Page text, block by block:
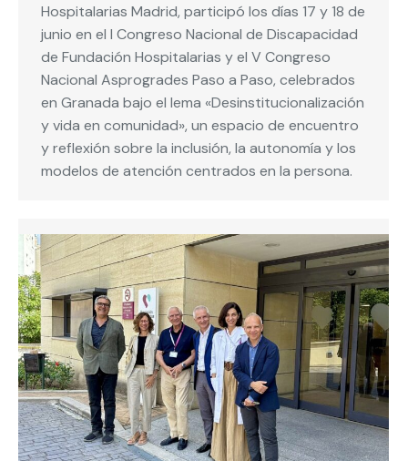
Hospitalarias Madrid, participó los días 17 y 18 de
junio en el I Congreso Nacional de Discapacidad
de Fundación Hospitalarias y el V Congreso
Nacional Asprogrades Paso a Paso, celebrados
en Granada bajo el lema «Desinstitucionalización
y vida en comunidad», un espacio de encuentro
y reflexión sobre la inclusión, la autonomía y los
modelos de atención centrados en la persona.